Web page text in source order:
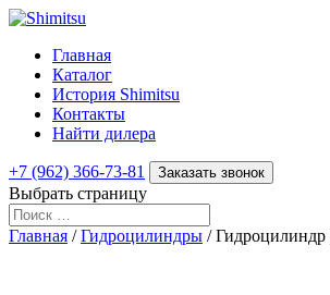
Главная
Каталог
История Shimitsu
Контакты
Найти дилера
+7 (962) 366-73-81 Заказать звонок
Выбрать страницу
Главная /Гидроцилиндры / Гидроцилиндр